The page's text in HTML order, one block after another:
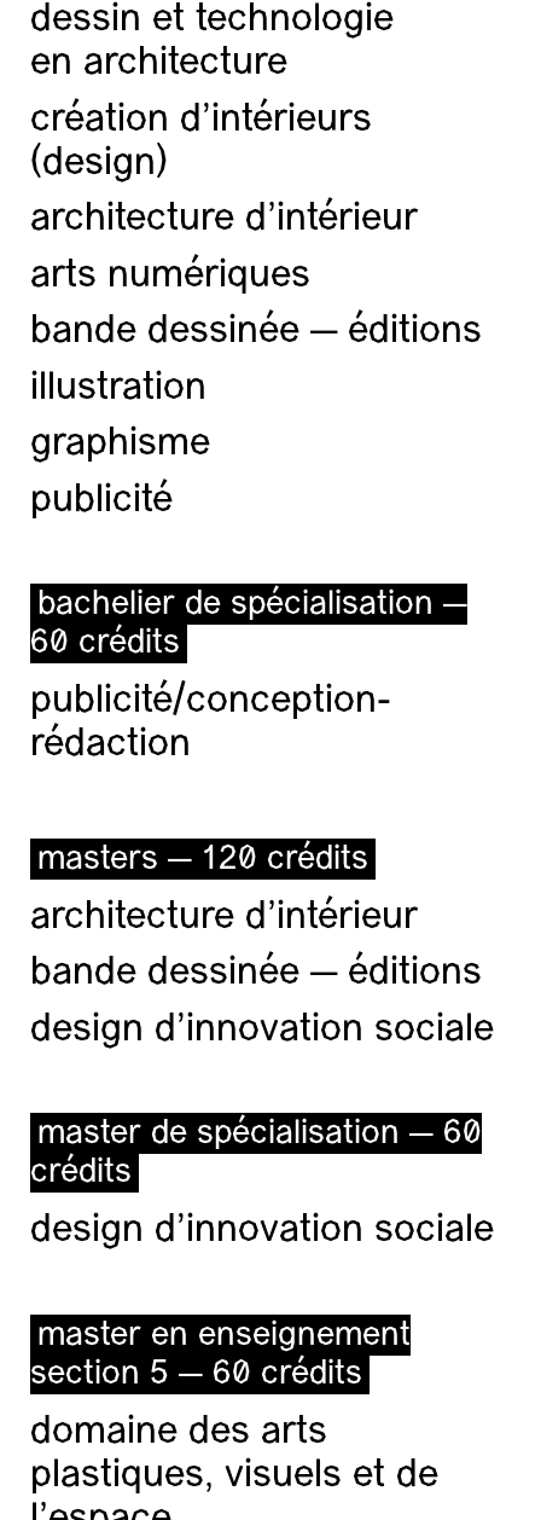
dessin et technologie
en architecture
création d'intérieurs
(design)
architecture d’intérieur
arts numériques
bande dessinée — éditions
illustration
graphisme
publicité
bachelier de spécialisation —
60 crédits
publicité/conception-
rédaction
masters — 120 crédits
architecture d’intérieur
bande dessinée — éditions
design d'innovation sociale
master de spécialisation — 60
crédits
design d'innovation sociale
master en enseignement
section 5 — 60 crédits
domaine des arts
plastiques, visuels et de